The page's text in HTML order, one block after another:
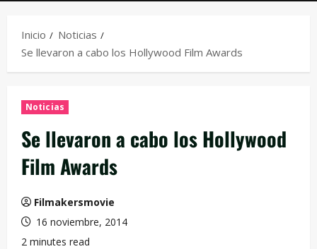
Inicio
Noticias
Se llevaron a cabo los Hollywood Film Awards
Noticias
Se llevaron a cabo los Hollywood
Film Awards
Filmakersmovie
16 noviembre, 2014
2 minutes read